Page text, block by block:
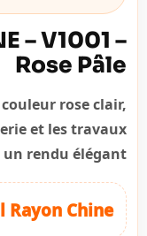
– V1001 –
Rose Pâle
rose clair,
et les travaux
rendu élégant.
Rayon Chine